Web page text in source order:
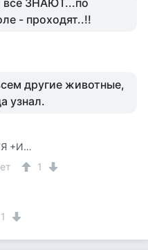
все ЗНАЮТ...по
- проходят..!!
другие животные,
узнал.
Александр Емельянов + 7Я +Инструктор Туризма
1
1